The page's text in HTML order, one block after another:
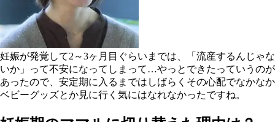
妊娠が発覚して2～3ヶ月目ぐらいまでは、「流産するんじゃな
いか」って不安になってしまって…やっとできたっていうのが
あったので、安定期に入るまではしばらくその心配でなかなか
ベビーグッズとか見に行く気にはなれなかったですね。